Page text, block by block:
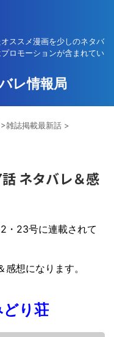
ススメ漫画を少しのネタバ
ロモーションが含まれてい
レ情報局
>雑誌掲載最新話 >
ネタバレ＆感
・23号に連載されて
想になります。
り荘